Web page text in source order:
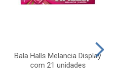
Bala Halls Melancia Display
com 21 unidades